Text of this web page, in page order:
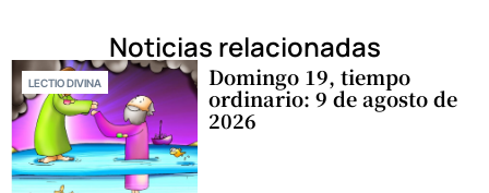
Noticias relacionadas
LECTIO DIVINA Domingo 19, tiempo
ordinario: 9 de agosto de
2026